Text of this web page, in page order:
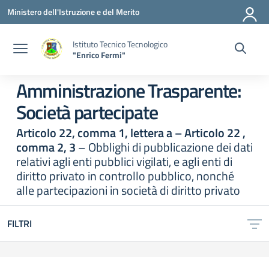
Vai ai contenuti
Vai al menu di navigazione
Vai al footer
Ministero dell'Istruzione e del Merito
Istituto Tecnico Tecnologico
"Enrico Fermi"
Amministrazione Trasparente:
Società partecipate
Articolo 22, comma 1, lettera a – Articolo 22 ,
comma 2, 3– Obblighi di pubblicazione dei dati
relativi agli enti pubblici vigilati, e agli enti di
diritto privato in controllo pubblico, nonché
alle partecipazioni in società di diritto privato
FILTRI